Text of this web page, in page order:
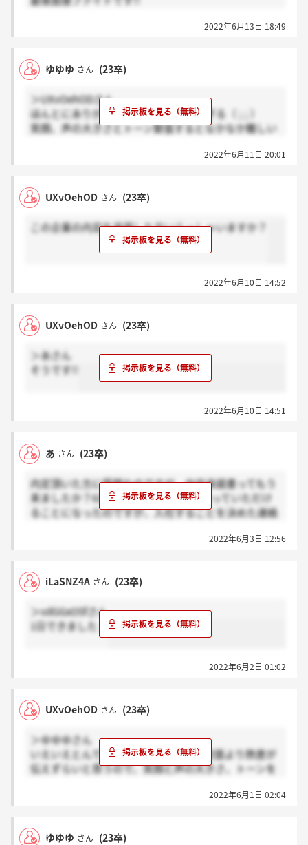
2022年6月13日 18:49
ゆゆゆ さん (23卒)
＞UXvOehODさん
ほんとにありがとうございます優しすぎる（ ; ; ）
笑顔、声の大きさとトーン緊張するとなかなか難しい
うございます！！差し支えなければなんですがここに
2022年6月11日 20:01
UXvOehOD さん (23卒)
この企業の内定を承諾した方いらっしゃいますか？
2022年6月10日 14:52
UXvOehOD さん (23卒)
＞あさん
そうです!!
2022年6月10日 14:51
あ さん (23卒)
内定頂いた方に質問なのですが、内定承諾書ってもう
来ましたか？6月末までほかの選考を待っていただけ
ることになったのですが、入社することを決めた連絡
2022年6月3日 12:56
iLaSNZ4A さん (23卒)
＞vdGGxO5fさん
1日できました！
2022年6月2日 01:02
UXvOehOD さん (23卒)
＞ゆゆゆさん
いえいえとんでもないです！webだと対面より熱意が
伝えずらいと思うので、笑顔と声の大きさ、トーンを
が)。二次が実質最終なので緊張すると思いますが応
なること聞いてください！
2022年6月1日 02:04
ゆゆゆ さん (23卒)